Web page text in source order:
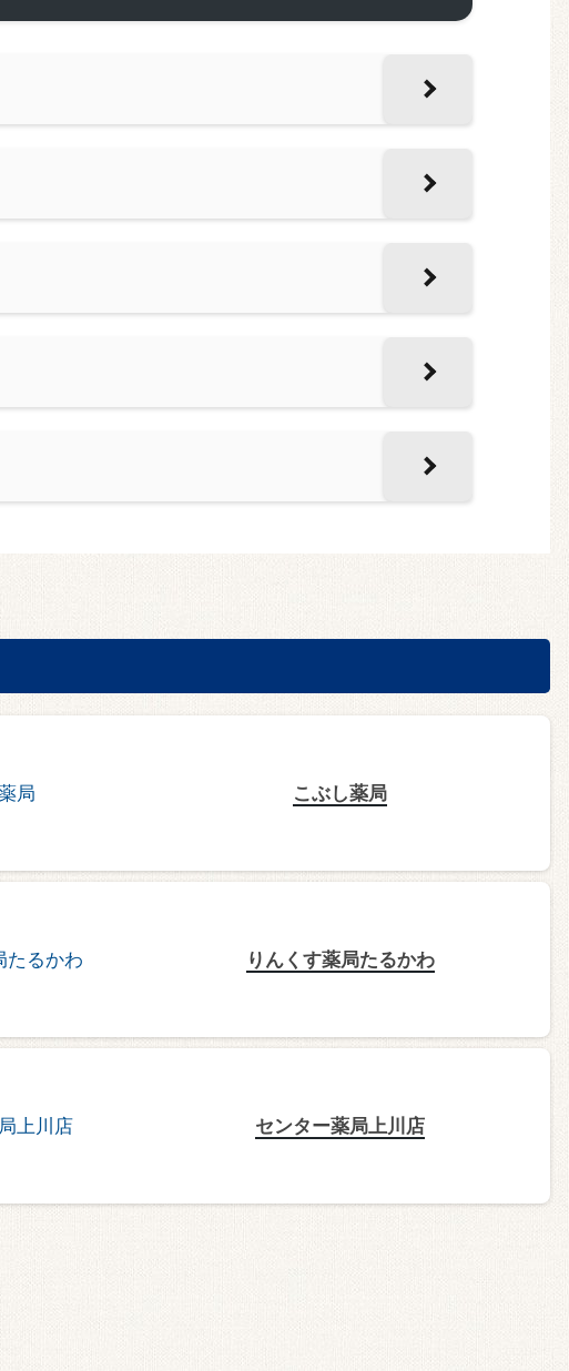
こぶし薬局
りんくす薬局たるかわ
センター薬局上川店